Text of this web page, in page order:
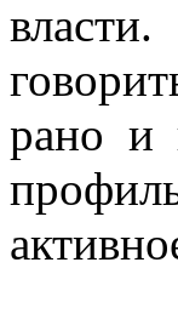
рано и